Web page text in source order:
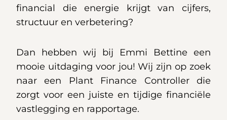
financial die energie krijgt van cijfers,
structuur en verbetering?
Dan hebben wij bij Emmi Bettine een
mooie uitdaging voor jou! Wij zijn op zoek
naar een Plant Finance Controllerdie
zorgt voor een juiste en tijdige financiële
vastlegging en rapportage.